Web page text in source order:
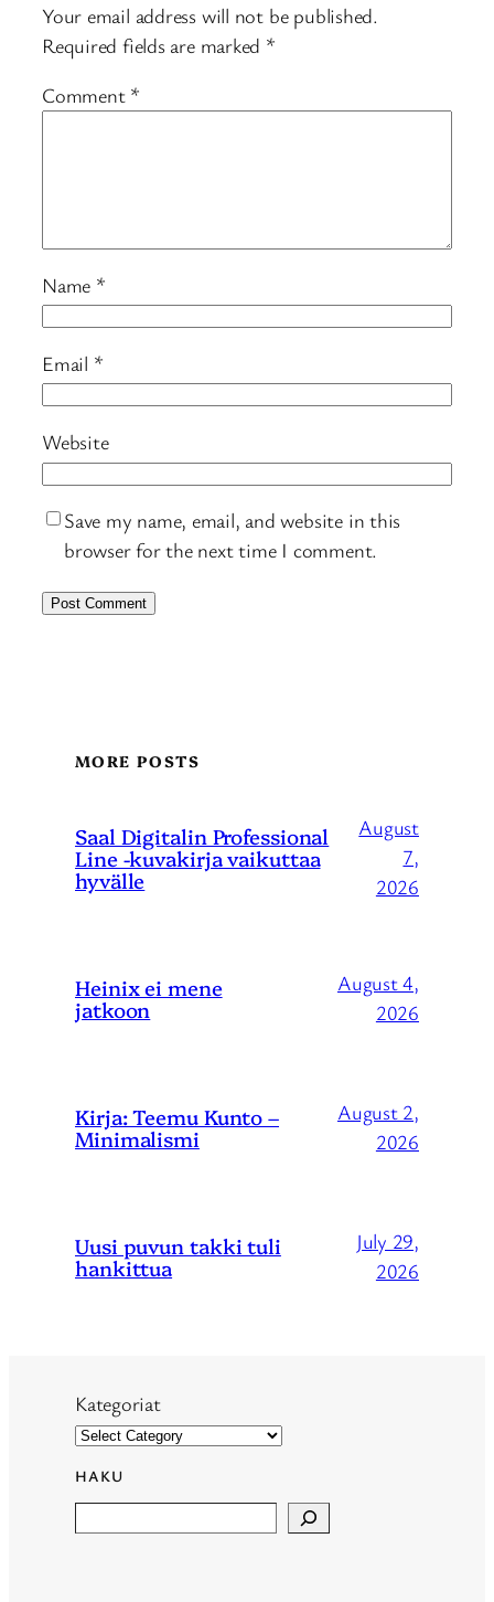
Your email address will not be published.
Required fields are marked *
Comment *
Name *
Email *
Website
Save my name, email, and website in this
browser for the next time I comment.
MORE POSTS
Saal Digitalin Professional
Line -kuvakirja vaikuttaa
hyvälle
August
7,
2026
Heinix ei mene
jatkoon
August 4,
2026
Kirja: Teemu Kunto –
Minimalismi
August 2,
2026
Uusi puvun takki tuli
hankittua
July 29,
2026
Kategoriat
HAKU